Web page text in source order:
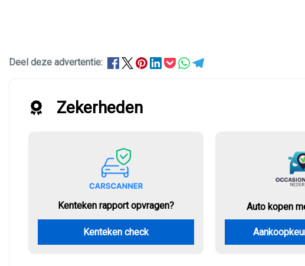
Deel deze advertentie:
Zekerheden
Kenteken rapport opvragen?
Kenteken check
Auto kopen